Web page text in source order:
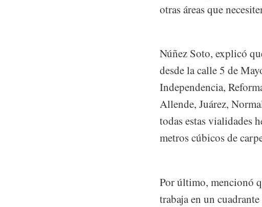
otras áreas que
Núñez Soto, explicó
desde la calle 5 de
Independencia,
Allende, Juárez,
todas estas vialidades
metros cúbicos de
Por último, mencionó
trabaja en un